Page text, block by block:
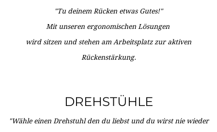
"Tu deinem Rücken etwas Gutes!"
Mit unseren ergonomischen Lösungen
wird sitzen und stehen am Arbeitsplatz zur aktiven
Rückenstärkung.
DREHSTÜHLE
"Wähle einen Drehstuhl den du liebst und du wirst nie wieder